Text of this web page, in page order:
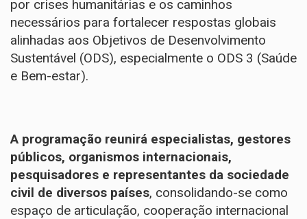
por crises humanitárias e os caminhos
necessários para fortalecer respostas globais
alinhadas aos Objetivos de Desenvolvimento
Sustentável (ODS), especialmente o ODS 3 (Saúde
e Bem-estar).
A programação reunirá especialistas, gestores
públicos, organismos internacionais,
pesquisadores e representantes da sociedade
civil de diversos países, consolidando-se como
espaço de articulação, cooperação internacional